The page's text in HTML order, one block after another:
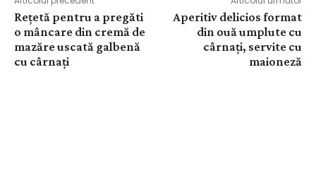
Rețetă pentru a pregăti
o mâncare din cremă de
mazăre uscată galbenă
cu cârnați
Aperitiv delicios format
din ouă umplute cu
cârnați, servite cu
maioneză